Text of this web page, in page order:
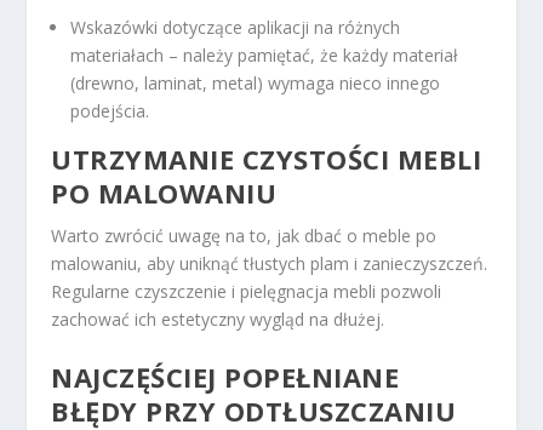
Wskazówki dotyczące aplikacji na różnych
materiałach – należy pamiętać, że każdy materiał
(drewno, laminat, metal) wymaga nieco innego
podejścia.
UTRZYMANIE CZYSTOŚCI MEBLI
PO MALOWANIU
Warto zwrócić uwagę na to, jak dbać o meble po
malowaniu, aby uniknąć tłustych plam i zanieczyszczeń.
Regularne czyszczenie i pielęgnacja mebli pozwoli
zachować ich estetyczny wygląd na dłużej.
NAJCZĘŚCIEJ POPEŁNIANE
BŁĘDY PRZY ODTŁUSZCZANIU